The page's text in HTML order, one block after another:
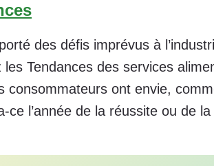
des défis imprévus à
les Tendances des services
consommateurs ont envie,
l’année de la réussite ou de